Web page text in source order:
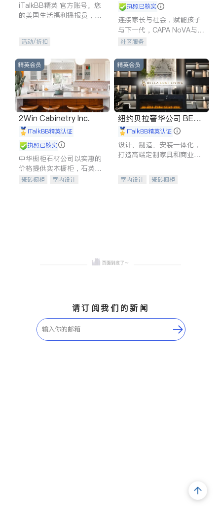
iTalkBB精英 官方账号。您
的美国生活福利播报员，精
专属福利。
活动/折扣
执照已核实
连接家长与社会，赋能孩子
与下一代，CAPA NoVA与您
携手建设包容、公平、充满
社区服务
精英会员
2Win Cabinetry Inc.
iTalkBB精英认证
执照已核实
中华橱柜石材公司以实惠的
价格提供实木橱柜，石英石
台面，多种优质不锈钢水
瓷砖橱柜
室内设计
精英会员
纽约贝拉奢华公司 BELL
A LUXE
iTalkBB精英认证
设计、制造、安装一体化，
打造高端定制家具和商业空
室内设计
瓷砖橱柜
请订阅我们的新闻